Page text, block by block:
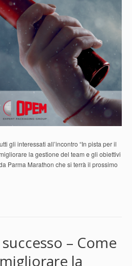
gli interessati all’incontro “In pista per il
la gestione del team e gli obiettivi
Parma Marathon che si terrà il prossimo
– Come
la